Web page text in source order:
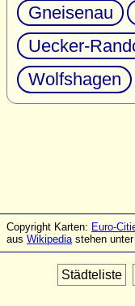
Gneisenau
Uecker-
Wolfshagen
Copyright Karten: Euro-
aus Wikipediastehen unter
Städteliste